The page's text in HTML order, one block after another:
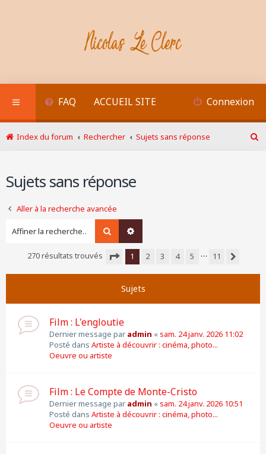
FAQ ACCUEIL SITE Connexion
Index du forum Rechercher
Sujets sans réponse
Sujets sans réponse
Aller à la recherche avancée
Rechercher
270 résultats trouvés
1 2 3 4 5 …
11
Sujets
Film : L'engloutie
Dernier message par admin «sam. 24 janv. 2026 11:02
Posté dans Artiste à découvrir : cinéma, photo...
Oeuvre ou artiste
Film : Le Compte de Monte-Cristo
Dernier message par admin «sam. 24 janv. 2026 10:51
Posté dans Artiste à découvrir : cinéma, photo...
Oeuvre ou artiste